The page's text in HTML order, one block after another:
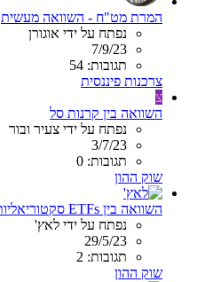
המרת מט"ח - השוואה מעשית
נפתח על ידי אוגורן
7/9/23
תגובות: 54
צרכנות פיננסית
צ
השוואה בין קרנות סל
נפתח על ידי צעיר ובור
3/7/23
תגובות: 0
שוק ההון
השוואה בין ETFs סקטוריאליות
נפתח על ידי לאץ'
29/5/23
תגובות: 2
שוק ההון